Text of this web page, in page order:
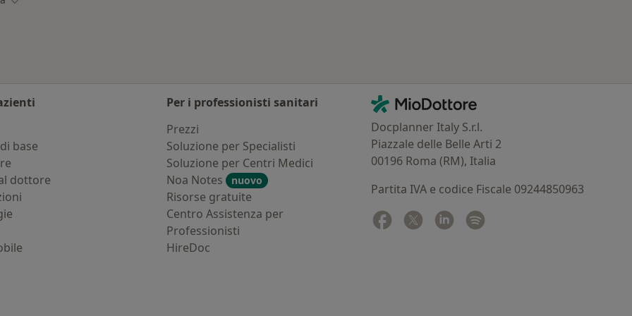
base
dottore
Per i professionisti sanitari
Prezzi
Soluzione per Specialisti
Soluzione per Centri Medici
Noa Notes
nuovo
Risorse gratuite
Centro Assistenza per
Professionisti
HireDoc
Contatti
MioDottore - Homepage
Docplanner Italy S.r.l.
Piazzale delle Belle Arti 2
00196 Roma (RM), Italia
Partita IVA e codice Fiscale 09244850963
Facebook
si apre in una nuova scheda
Twitter
si apre in una nuova scheda
Linkedin
si apre in una nuova scheda